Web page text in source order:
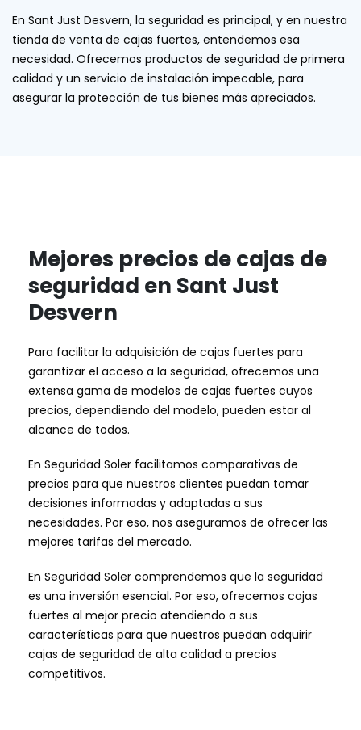
En Sant Just Desvern, la seguridad es principal, y en nuestra
tienda de venta de cajas fuertes, entendemos esa
necesidad. Ofrecemos productos de seguridad de primera
calidad y un servicio de instalación impecable, para
asegurar la protección de tus bienes más apreciados.
Mejores precios de cajas de
seguridad en Sant Just
Desvern
Para facilitar la adquisición de cajas fuertes para
garantizar el acceso a la seguridad, ofrecemos una
extensa gama de modelos de cajas fuertes cuyos
precios, dependiendo del modelo, pueden estar al
alcance de todos.
En Seguridad Soler facilitamos comparativas de
precios para que nuestros clientes puedan tomar
decisiones informadas y adaptadas a sus
necesidades. Por eso, nos aseguramos de ofrecer las
mejores tarifas del mercado.
En Seguridad Soler comprendemos que la seguridad
es una inversión esencial. Por eso, ofrecemos cajas
fuertes al mejor precio atendiendo a sus
características para que nuestros puedan adquirir
cajas de seguridad de alta calidad a precios
competitivos.